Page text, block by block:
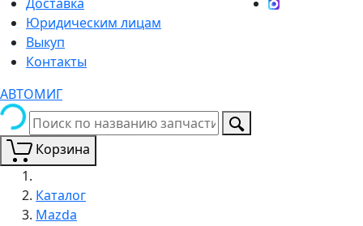
Юридическим лицам
Выкуп
Контакты
АВТОМИГ
Корзина
Каталог
Mazda